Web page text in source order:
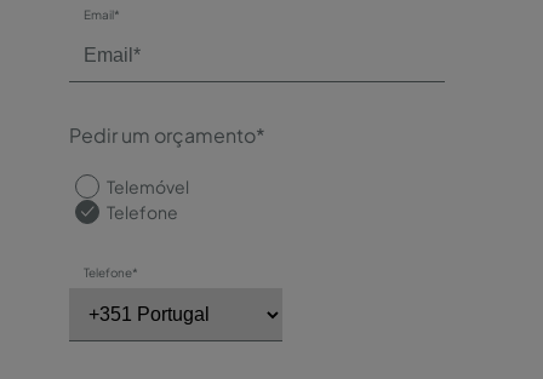
Email*
Pedir um orçamento*
Telemóvel
Telefone
Telefone*